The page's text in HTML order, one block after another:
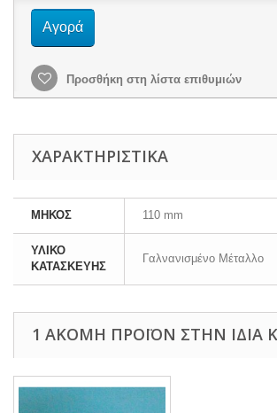
Αγορά
Προσθήκη στη λίστα επιθυμιών
ΧΑΡΑΚΤΗΡΙΣΤΙΚΆ
ΜΗΚΟΣ 110 mm
ΥΛΙΚΟ
ΚΑΤΑΣΚΕΥΗΣ
Γαλνανισμένο Μέταλλο
1 ΑΚΌΜΗ ΠΡΟΪΌΝ ΣΤΗΝ ΊΔΙΑ